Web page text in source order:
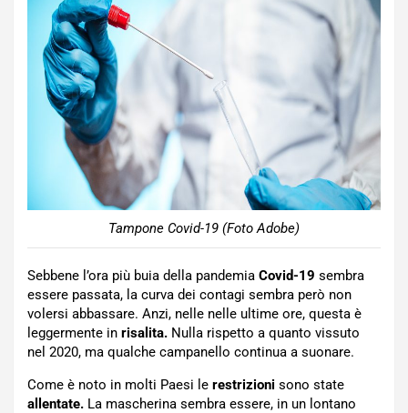
Tampone Covid-19 (Foto Adobe)
Sebbene l’ora più buia della pandemia Covid-19 sembra
essere passata, la curva dei contagi sembra però non
volersi abbassare. Anzi, nelle nelle ultime ore, questa è
leggermente in risalita. Nulla rispetto a quanto vissuto
nel 2020, ma qualche campanello continua a suonare.
Come è noto in molti Paesi le restrizioni sono state
allentate. La mascherina sembra essere, in un lontano